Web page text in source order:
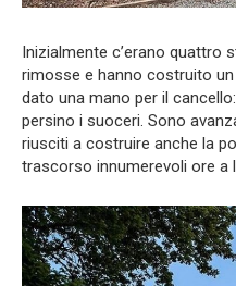
Inizialmente c’erano quattro
rimosse e hanno costruito
dato una mano per il
persino i suoceri. Sono
riusciti a costruire anche la
trascorso innumerevoli ore a